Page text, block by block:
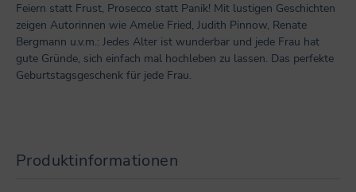
Feiern statt Frust, Prosecco statt Panik! Mit lustigen Geschichten
zeigen Autorinnen wie Amelie Fried, Judith Pinnow, Renate
Bergmann u.v.m.: Jedes Alter ist wunderbar und jede Frau hat
gute Gründe, sich einfach mal hochleben zu lassen. Das perfekte
Geburtstagsgeschenk für jede Frau.
Produktinformationen